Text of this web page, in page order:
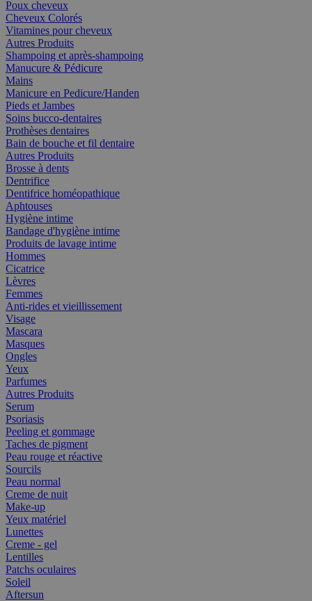
Poux cheveux
Cheveux Colorés
Vitamines pour cheveux
Autres Produits
Shampoing et après-shampoing
Manucure & Pédicure
Mains
Manicure en Pedicure/Handen
Pieds et Jambes
Soins bucco-dentaires
Prothèses dentaires
Bain de bouche et fil dentaire
Autres Produits
Brosse à dents
Dentrifice
Dentifrice homéopathique
Aphtouses
Hygiène intime
Bandage d'hygiène intime
Produits de lavage intime
Hommes
Cicatrice
Lèvres
Femmes
Anti-rides et vieillissement
Visage
Mascara
Masques
Ongles
Yeux
Parfumes
Autres Produits
Serum
Psoriasis
Peeling et gommage
Taches de pigment
Peau rouge et réactive
Sourcils
Peau normal
Creme de nuit
Make-up
Yeux matériel
Lunettes
Creme - gel
Lentilles
Patchs oculaires
Soleil
Aftersun